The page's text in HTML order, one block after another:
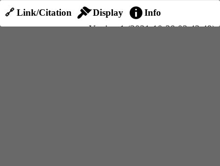
🔗 Link/Citation Display
Info
Version 1 (2021-10-28 03:42:49)